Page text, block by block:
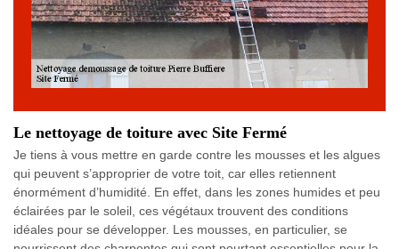
Le nettoyage de toiture avec Site Fermé
Je tiens à vous mettre en garde contre les mousses et les algues
qui peuvent s’approprier de votre toit, car elles retiennent
énormément d’humidité. En effet, dans les zones humides et peu
éclairées par le soleil, ces végétaux trouvent des conditions
idéales pour se développer. Les mousses, en particulier, se